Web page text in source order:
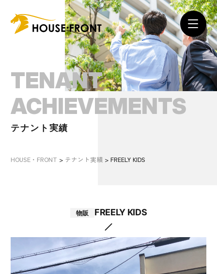
TENANT
ACHIEVEMENTS
テナント実績
HOUSE・FRONT > テナント実績 >FREELY KIDS
物販 FREELY KIDS